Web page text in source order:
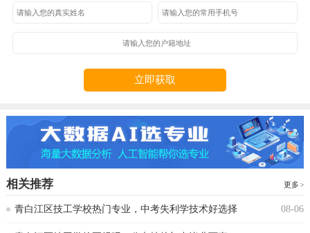
立即获取
相关推荐 更多
青白江区技工学校热门专业，中考失利学技术好选择 08-06